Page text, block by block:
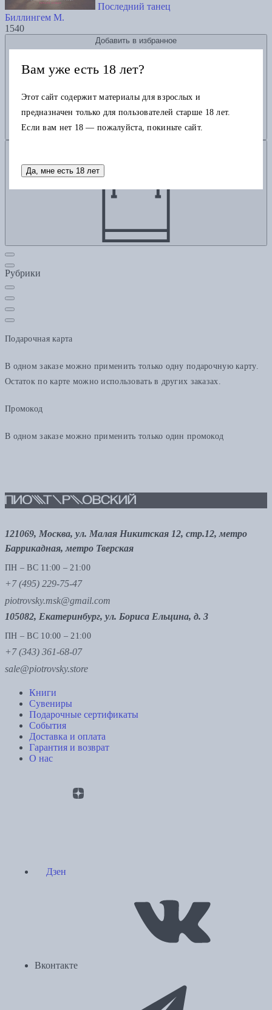
Последний танец
Биллингем М.
1540
Добавить в избранное
Рубрики
Подарочная карта
В одном заказе можно применить только одну подарочную карту.
Остаток по карте можно использовать в других заказах.
Промокод
В одном заказе можно применить только один промокод
121069, Москва, ул. Малая Никитская 12, стр.12, метро
Баррикадная, метро Тверская
ПН – ВС 11:00 – 21:00
+7 (495) 229-75-47
piotrovsky.msk@gmail.com
105082, Екатеринбург, ул. Бориса Ельцина, д. 3
ПН – ВС 10:00 – 21:00
+7 (343) 361-68-07
sale@piotrovsky.store
Книги
Сувениры
Подарочные сертификаты
События
Доставка и оплата
Гарантия и возврат
О нас
Дзен
Вконтакте
Вам уже есть 18 лет?
Этот сайт содержит материалы для взрослых и
предназначен только для пользователей старше 18 лет.
Если вам нет 18 — пожалуйста, покиньте сайт.
Да, мне есть 18 лет